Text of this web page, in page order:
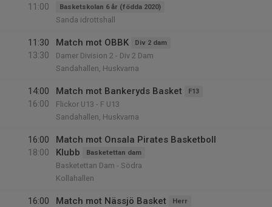
11:00
Basketskolan 6 år (födda 2020)
Sanda idrottshall
11:30
13:30
Match mot OBBK Div 2 dam
Damer Division 2 - Div 2 Dam
Sandahallen, Huskvarna
14:00
16:00
Match mot Bankeryds Basket F13
Flickor U13 - F U13
Sandahallen, Huskvarna
16:00
18:00
Match mot Onsala Pirates Basketboll
Klubb
Basketettan dam
Basketettan Dam - Södra
Kollahallen
16:00
Match mot Nässjö Basket Herr